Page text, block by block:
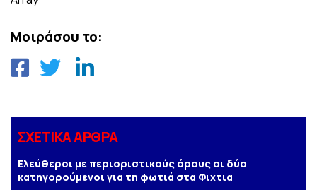
Μοιράσου το:
ΣΧΕΤΙΚΑ ΑΡΘΡΑ
Ελεύθεροι με περιοριστικούς όρους οι δύο
κατηγορούμενοι για τη φωτιά στα Φιχτια